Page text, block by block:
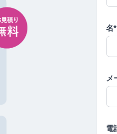
名*
メ
電